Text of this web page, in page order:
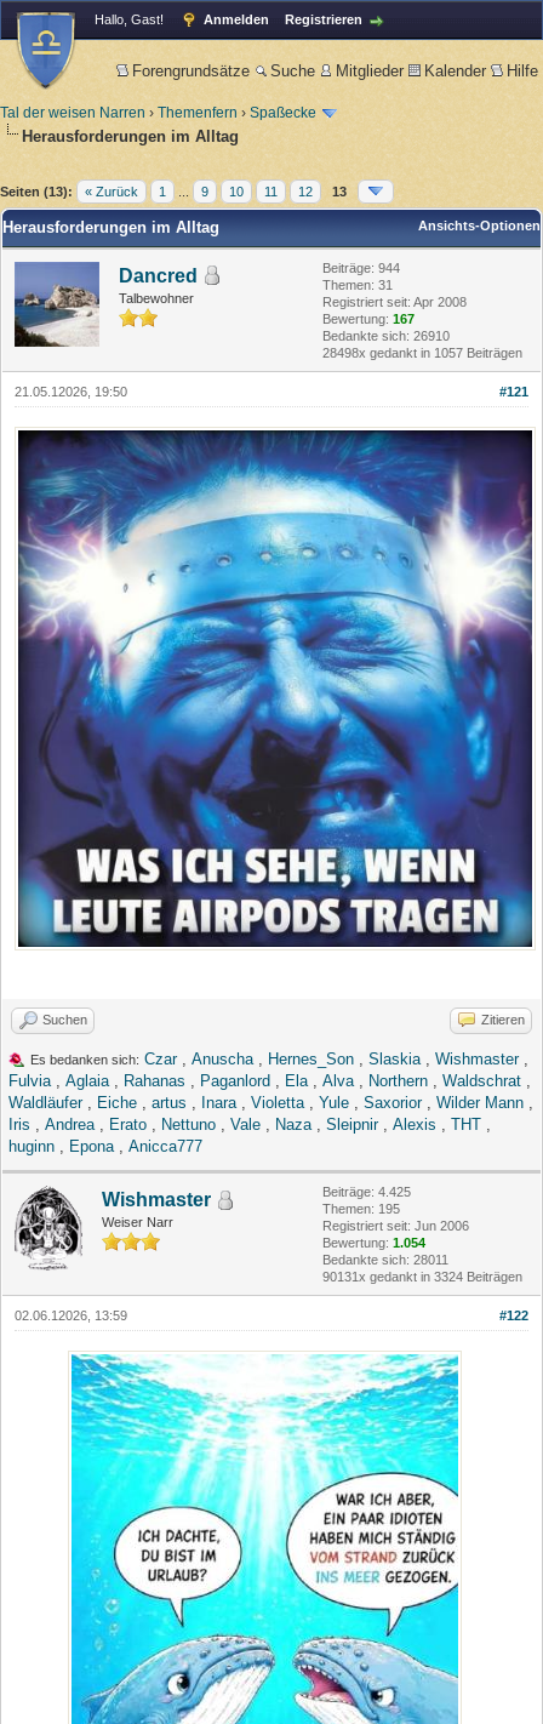
Hallo, Gast! Anmelden Registrieren
Forengrundsätze Suche Mitglieder Kalender Hilfe
Tal der weisen Narren › Themenfern › Spaßecke
Herausforderungen im Alltag
Seiten (13): « Zurück 1 9 10 11 12 13
Ansichts-Optionen
Herausforderungen im Alltag
Dancred
Talbewohner
Beiträge: 944
Themen: 31
Registriert seit: Apr 2008
Bewertung: 167
Bedankte sich: 26910
28498x gedankt in 1057 Beiträgen
#121
21.05.12026, 19:50
Suchen Zitieren
Es bedanken sich: Czar, Anuscha, Hernes_Son , Slaskia, Wishmaster,
Fulvia, Aglaia, Rahanas , Paganlord , Ela, Alva, Northern , Waldschrat ,
Waldläufer, Eiche , artus , Inara, Violetta, Yule , Saxorior, Wilder Mann ,
Iris , Andrea, Erato , Nettuno , Vale , Naza, Sleipnir, Alexis , THT ,
huginn , Epona, Anicca777
Wishmaster
Weiser Narr
Beiträge: 4.425
Themen: 195
Registriert seit: Jun 2006
Bewertung: 1.054
Bedankte sich: 28011
90131x gedankt in 3324 Beiträgen
#122
02.06.12026, 13:59